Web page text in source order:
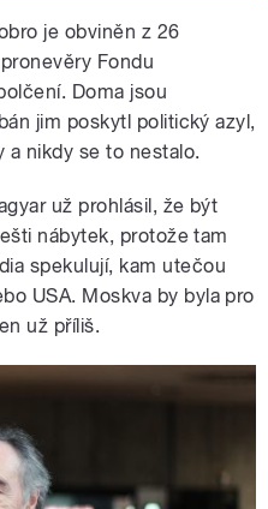
je obviněn z 26
Fondu
Doma jsou
jim poskytl politický azyl,
a nikdy se to nestalo.
už prohlásil, že být
nábytek, protože tam
spekulují, kam utečou
USA. Moskva by byla pro
už příliš.